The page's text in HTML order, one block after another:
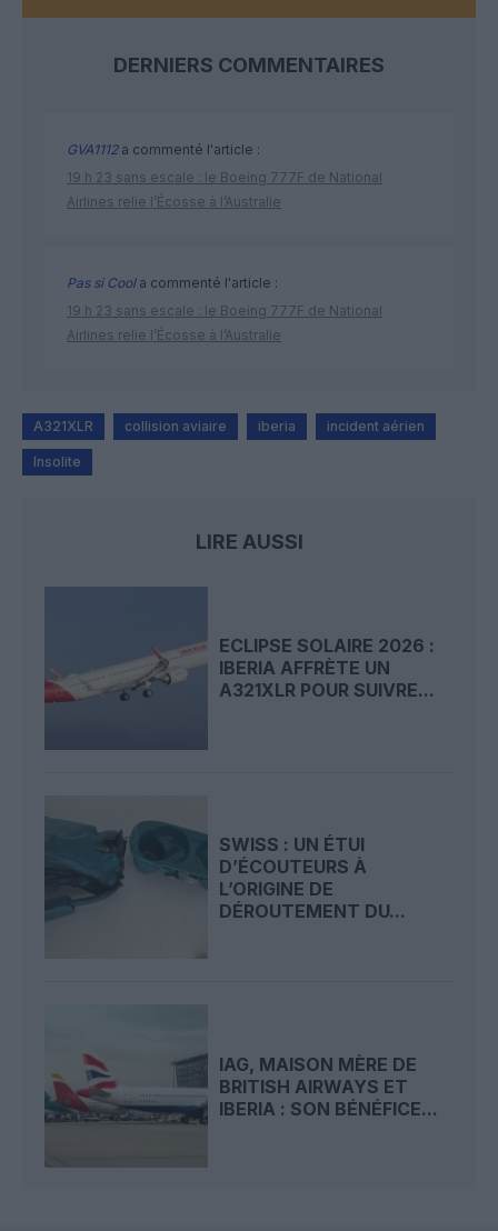
DERNIERS COMMENTAIRES
GVA1112a commenté l'article :
19 h 23 sans escale : le Boeing 777F de National
Airlines relie l’Écosse à l’Australie
Pas si Coola commenté l'article :
19 h 23 sans escale : le Boeing 777F de National
Airlines relie l’Écosse à l’Australie
A321XLR collision aviaire iberia incident aérien
Insolite
LIRE AUSSI
ECLIPSE SOLAIRE 2026 :
IBERIA AFFRÈTE UN
A321XLR POUR SUIVRE...
SWISS : UN ÉTUI
D’ÉCOUTEURS À
L’ORIGINE DE
DÉROUTEMENT DU...
IAG, MAISON MÈRE DE
BRITISH AIRWAYS ET
IBERIA : SON BÉNÉFICE...